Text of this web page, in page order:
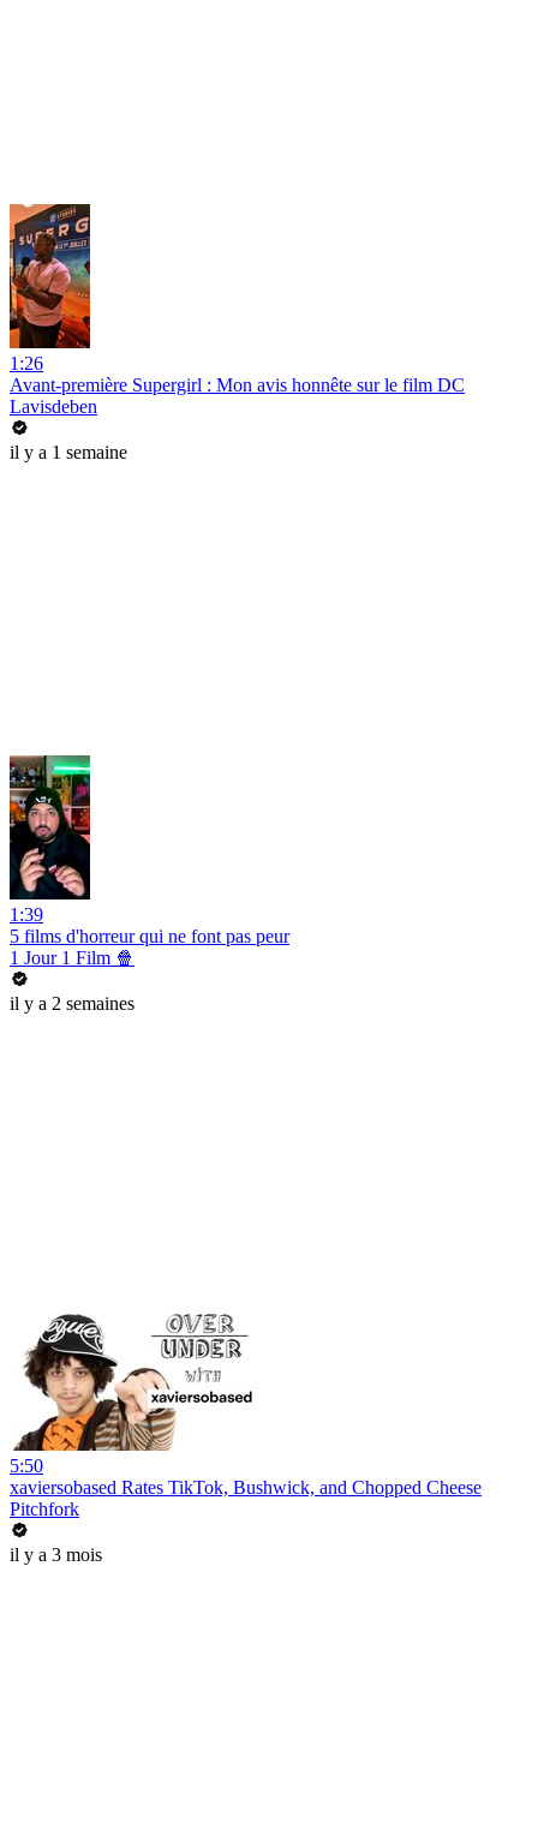
1:26
Avant-première Supergirl : Mon avis honnête sur le film DC
Lavisdeben
il y a 1 semaine
1:39
5 films d'horreur qui ne font pas peur
1 Jour 1 Film 🍿
il y a 2 semaines
5:50
xaviersobased Rates TikTok, Bushwick, and Chopped Cheese
Pitchfork
il y a 3 mois